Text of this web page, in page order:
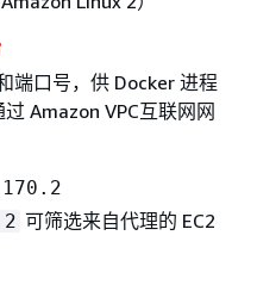
端口号，供 Docker 进程
Amazon VPC互联网网
可筛选来自代理的 EC2